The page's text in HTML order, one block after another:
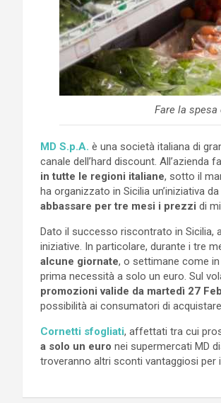
Fare la
MD S.p.A. è una società italiana di
canale dell’hard discount.
in tutte le regioni italiane, sotto il
ha organizzato in Sicilia un’iniziativa
abbassare per tre mesi i prezzi di
Dato il successo riscontrato in Sicilia,
iniziative. In particolare, durante i tre
alcune giornate, o settimane come
prima necessità a solo un euro. Sul
promozioni valide da martedì 27
possibilità ai consumatori di
Cornetti sfogliati, affettati tra cui
a solo un euro nei supermercati MD
troveranno altri sconti vantaggiosi per i